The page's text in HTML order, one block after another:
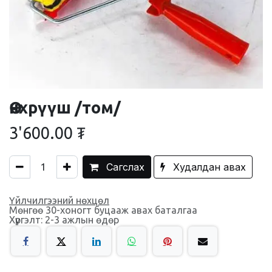
Өнхрүүш /том/
3'600.00 ₮
Сагслах Худалдан авах
Үйлчилгээний нөхцөл
Мөнгөө 30-хоногт буцааж авах баталгаа
Хүргэлт: 2-3 ажлын өдөр